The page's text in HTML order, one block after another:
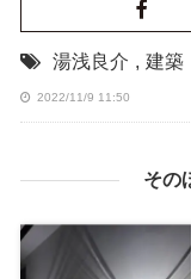
湯浅良介 , 建築
2022/11/9 11:50
その